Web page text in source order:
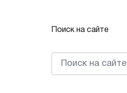
Поиск на сайте